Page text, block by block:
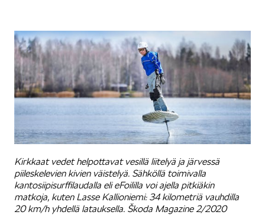
Kirkkaat vedet helpottavat vesillä liitelyä ja järvessä
piileskelevien kivien väistelyä. Sähköllä toimivalla
kantosiipisurffilaudalla eli eFoililla voi ajella pitkiäkin
matkoja, kuten Lasse Kallioniemi: 34 kilometriä vauhdilla
20 km/h yhdellä latauksella. Škoda Magazine 2/2020